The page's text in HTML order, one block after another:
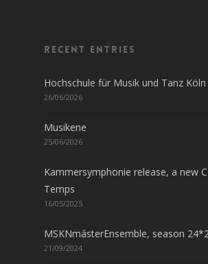
Recent entries
Hochschule für Musik und Tanz Köln
26/06/2026
Musikene
25/06/2026
Kammersymphonie release, a new
Temps
16/05/2025
MSKNmásterEnsemble, season
21/09/2024